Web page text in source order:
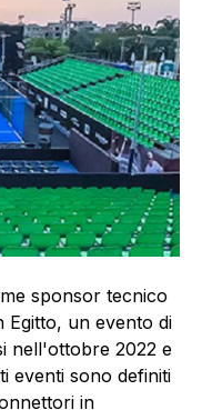
sponsor tecnico
Egitto, un evento di
nell'ottobre 2022 e
eventi sono definiti
in